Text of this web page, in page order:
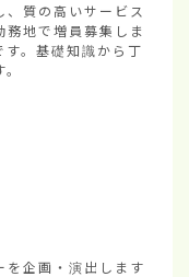
質の高いサービス
地で増員募集しま
。基礎知識から丁
を企画・演出します